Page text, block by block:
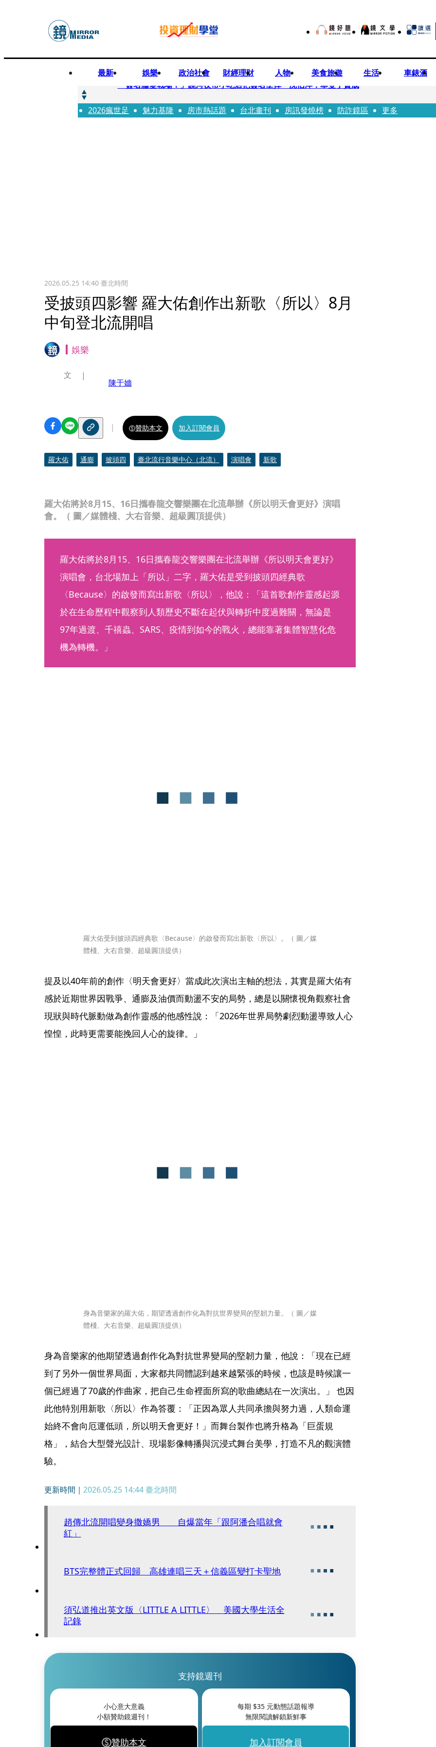
最新 娛樂 政治社會 財經理財 人物 美食旅遊 生活 車錶酒
快訊
「簽名牆變戰場！」饒河夜市小吃店把簽名塗掉 沈伯洋：舉雙手贊成
快訊
抛「雙AI」施政藍圖！徐欣瑩宣示無縫接軌楊文科 延續五支箭與十大交通建設
2026瘋世足 魅力基隆 房市熱話題 台北畫刊 房訊發燒榜 防詐鏡區 更多
2026.05.25 14:40臺北時間
受披頭四影響 羅大佑創作出新歌〈所以〉8月
中旬登北流開唱
娛樂
羅大佑將於8月15、16日攜春龍交響樂團在北流舉辦《所以明天會更好》演唱
會。（ 圖／媒體棧、大右音樂、超級圓頂提供）
文
陳于嬙
贊助本文 加入訂閱會員
羅大佑 通膨 披頭四 臺北流行音樂中心（北流） 演唱會 新歌
羅大佑將於8月15、16日攜春龍交響樂團在北流舉辦《所以明天會更好》
演唱會，台北場加上「所以」二字，羅大佑是受到披頭四經典歌
〈Because〉的啟發而寫出新歌〈所以〉，他說：「這首歌創作靈感起源
於在生命歷程中觀察到人類歷史不斷在起伏與轉折中度過難關，無論是
97年過渡、千禧蟲、SARS、疫情到如今的戰火，總能靠著集體智慧化危
機為轉機。」
羅大佑受到披頭四經典歌〈Because〉的啟發而寫出新歌〈所以〉。（ 圖／媒
體棧、大右音樂、超級圓頂提供）
提及以40年前的創作〈明天會更好〉當成此次演出主軸的想法，其實是羅大佑有
感於近期世界因戰爭、通膨及油價而動盪不安的局勢，總是以關懷視角觀察社會
現狀與時代脈動做為創作靈感的他感性說：「2026年世界局勢劇烈動盪導致人心
惶惶，此時更需要能挽回人心的旋律。」
身為音樂家的羅大佑，期望透過創作化為對抗世界變局的堅韌力量。（ 圖／媒
體棧、大右音樂、超級圓頂提供）
身為音樂家的他期望透過創作化為對抗世界變局的堅韌力量，他說：「現在已經
到了另外一個世界局面，大家都共同體認到越來越緊張的時候，也該是時候讓一
個已經過了70歲的作曲家，把自己生命裡面所寫的歌曲總結在一次演出。」 也因
此他特別用新歌〈所以〉作為答覆：「正因為眾人共同承擔與努力過，人類命運
始終不會向厄運低頭，所以明天會更好！」而舞台製作也將升格為「巨蛋規
格」，結合大型聲光設計、現場影像轉播與沉浸式舞台美學，打造不凡的觀演體
驗。
更新時間｜ 2026.05.25 14:44臺北時間
趙傳北流開唱變身撒嬌男 自爆當年「跟阿潘合唱就會
紅」
BTS完整體正式回歸 高雄連唱三天＋信義區變打卡聖地
須弘道推出英文版〈LITTLE A LITTLE〉 美國大學生活全
記錄
支持鏡週刊
小心意大意義
小額贊助鏡週刊！
贊助本文
每期 $35元動態話題報導
無限閱讀解鎖新鮮事
加入訂閱會員